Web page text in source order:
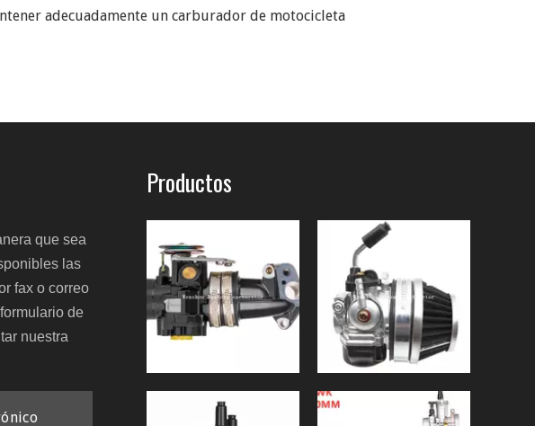
adecuadamente un carburador de motocicleta
que sea
las
fax o correo
de
nuestra
Productos